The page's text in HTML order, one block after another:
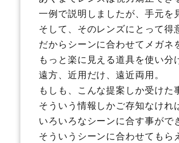
一例で説明しましたが、手元を
そして、そのレンズにとって得
だからシーンに合わせてメガネ
もっと楽に見える道具を使い分
遠方、近用だけ、遠近両用。
もしも、こんな提案しか受けた
そういう情報しかご存知なけれ
いろいろなシーンに合す事がで
そういうシーンに合わせてもら